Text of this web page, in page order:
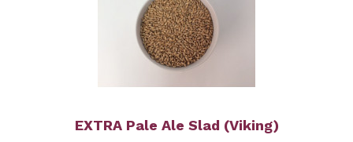
EXTRA Pale Ale Slad (Viking)